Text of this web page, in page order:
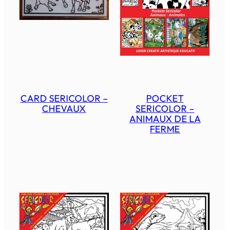
CARD SERICOLOR –
CHEVAUX
POCKET
SERICOLOR –
ANIMAUX DE LA
FERME